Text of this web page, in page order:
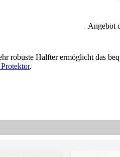
Angebot
robuste Halfter ermöglicht das
.